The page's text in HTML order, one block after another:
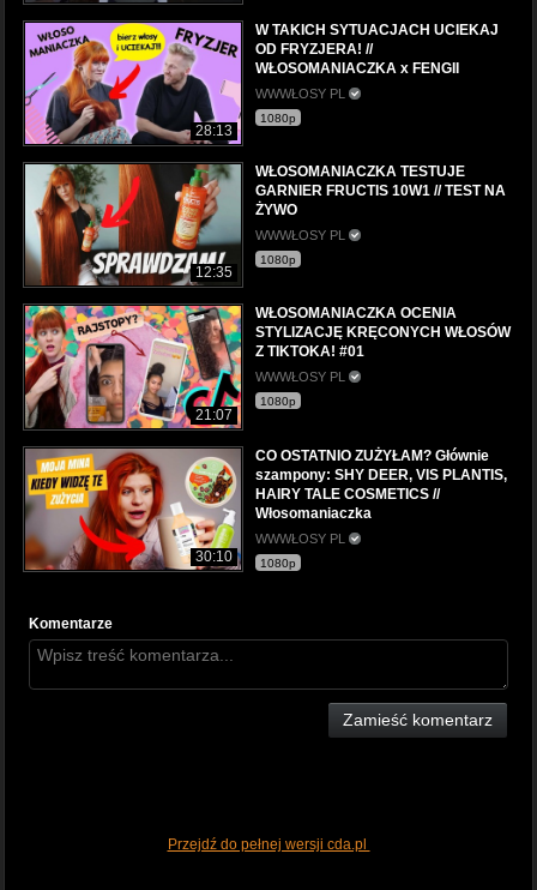
28:13
W TAKICH SYTUACJACH UCIEKAJ
OD FRYZJERA! //
WŁOSOMANIACZKA x FENGII
WWWŁOSY PL
1080p
12:35
WŁOSOMANIACZKA TESTUJE
GARNIER FRUCTIS 10W1 // TEST NA
ŻYWO
WWWŁOSY PL
1080p
21:07
WŁOSOMANIACZKA OCENIA
STYLIZACJĘ KRĘCONYCH WŁOSÓW
Z TIKTOKA! #01
WWWŁOSY PL
1080p
30:10
CO OSTATNIO ZUŻYŁAM? Głównie
szampony: SHY DEER, VIS PLANTIS,
HAIRY TALE COSMETICS //
Włosomaniaczka
WWWŁOSY PL
1080p
Komentarze
Zamieść komentarz
Przejdź do pełnej wersji cda.pl